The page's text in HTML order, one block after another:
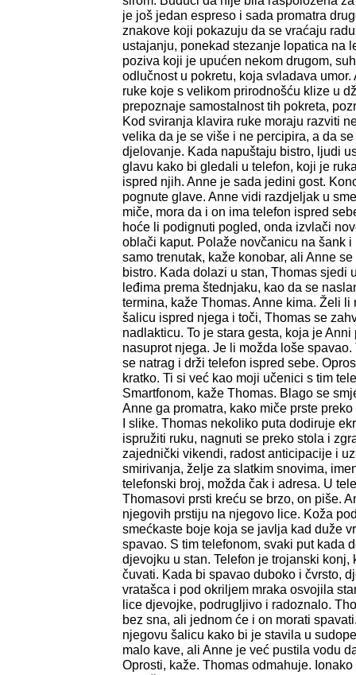
je još jedan espreso i sada promatra
znakove koji pokazuju da se vraćaju
ustajanju, ponekad stezanje lopatica na
poziva koji je upućen nekom drugom,
odlučnost u pokretu, koja svladava umor.
ruke koje s velikom prirodnošću klize u
prepoznaje samostalnost tih pokreta,
Kod sviranja klavira ruke moraju razviti
velika da je se više i ne percipira, a da
djelovanje. Kada napuštaju bistro, ljudi
glavu kako bi gledali u telefon, koji je
ispred njih. Anne je sada jedini gost.
pognute glave. Anne vidi razdjeljak u
miče, mora da i on ima telefon ispred
hoće li podignuti pogled, onda izvlači
oblači kaput. Polaže novčanicu na šank
samo trenutak, kaže konobar, ali Anne
bistro. Kada dolazi u stan, Thomas sjedi
leđima prema štednjaku, kao da se
termina, kaže Thomas. Anne kima. Želi
šalicu ispred njega i toči, Thomas se
nadlakticu. To je stara gesta, koja je
nasuprot njega. Je li možda loše
se natrag i drži telefon ispred sebe.
kratko. Ti si već kao moji učenici s tim
Smartfonom, kaže Thomas. Blago se
Anne ga promatra, kako miče prste
I slike. Thomas nekoliko puta dodiruje
ispružiti ruku, nagnuti se preko stola i
zajednički vikendi, radost anticipacije i
smirivanja, želje za slatkim snovima,
telefonski broj, možda čak i adresa. U
Thomasovi prsti kreću se brzo, on piše.
njegovih prstiju na njegovo lice. Koža
smećkaste boje koja se javlja kad duže
spavao. S tim telefonom, svaki put kada
djevojku u stan. Telefon je trojanski konj,
čuvati. Kada bi spavao duboko i čvrsto,
vratašca i pod okriljem mraka osvojila
lice djevojke, podrugljivo i radoznalo.
bez sna, ali jednom će i on morati
njegovu šalicu kako bi je stavila u
malo kave, ali Anne je već pustila vodu
Oprosti, kaže. Thomas odmahuje.